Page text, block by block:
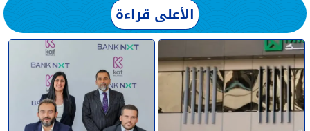
الأعلى قراءة